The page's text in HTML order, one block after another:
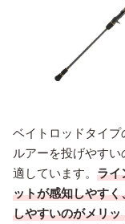
ベイトロッドタイ
ルアーを投げやす
適しています。 ライ
ットが感知しやす
しやすいのがメリッ